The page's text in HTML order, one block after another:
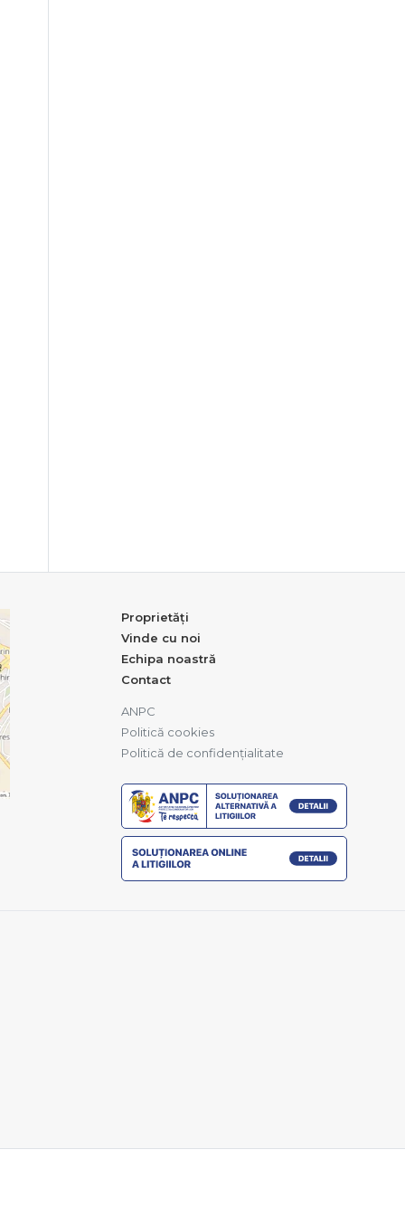
Proprietăți
Vinde cu noi
Echipa noastră
Contact
ANPC
Politică cookies
Politică de confidențialitate